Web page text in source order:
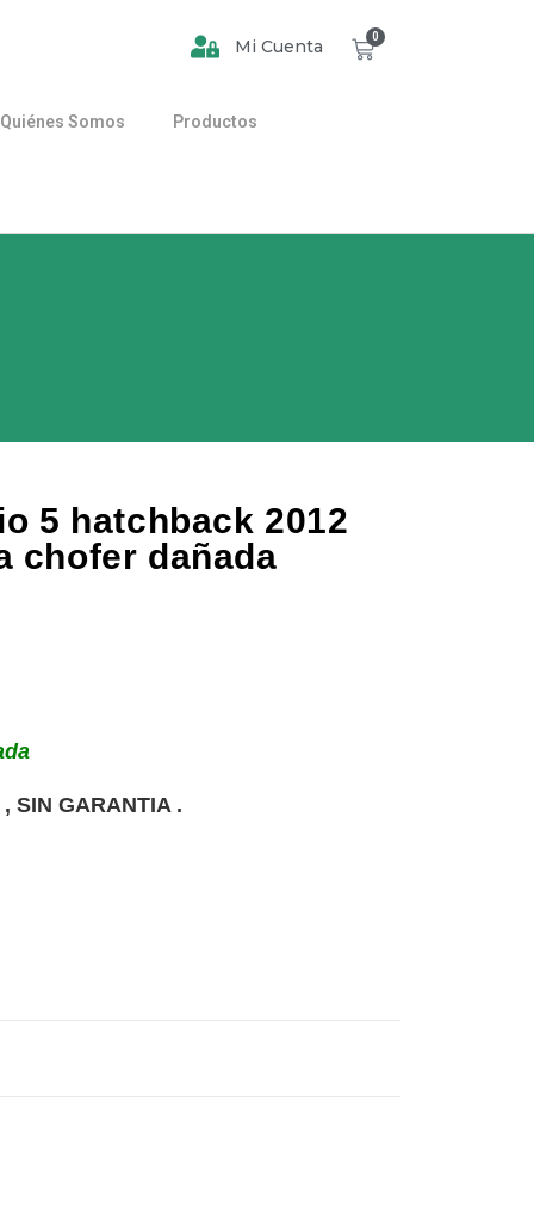
Mi Cuenta 0
Quiénes Somos Productos
5 hatchback 2012
chofer dañada
SIN GARANTIA .